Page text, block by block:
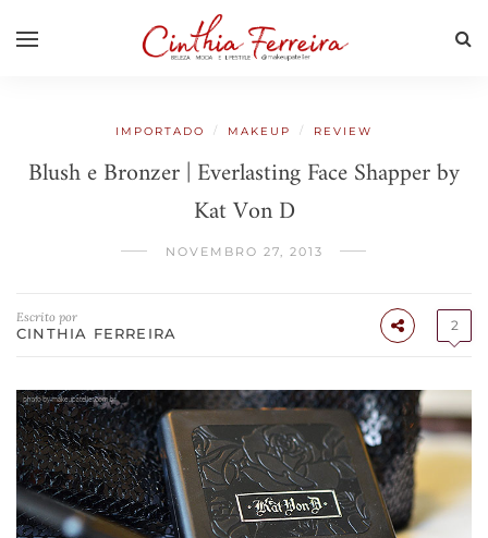
IMPORTADO / MAKEUP / REVIEW
Blush e Bronzer | Everlasting Face Shapper by
Kat Von D
NOVEMBRO 27, 2013
Escrito por
CINTHIA FERREIRA 2